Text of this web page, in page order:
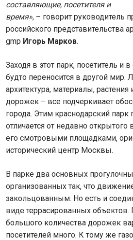
составляющие, посетителя и
время», – говорит руководитель
российского представительства
gmp Игорь Марков.
Заходя в этот парк, посетитель и
будто переносится в другой мир.
архитектура, материалы,
дорожек – все подчеркивает
города. Этим краснодарский парк
отличается от недавно
его смотровыми площадками,
исторический центр Москвы.
В парке два основных
организованных так, что
закольцованным. Но есть и
виде террасированных
большого количества дорожек
посетителей много. К тому же